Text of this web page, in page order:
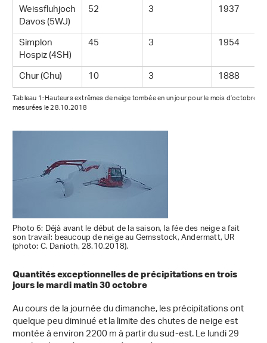
Tableau 1: Hauteurs extrêmes de neige tombée en un jour pour le mois d’octobre,
mesurées le 28.10.2018
Weissfluhjoch
Davos (5WJ)
52 3
1937
Simplon
Hospiz (4SH)
45 3
1954
Chur (Chu)
10 3 1888
Photo 6: Déjà avant le début de la saison, la fée des neige a fait
son travail: beaucoup de neige au Gemsstock, Andermatt, UR
(photo: C. Danioth, 28.10.2018).
Quantités exceptionnelles de précipitations en trois
jours le mardi matin 30 octobre
Au cours de la journée du dimanche, les précipitations ont
quelque peu diminué et la limite des chutes de neige est
montée à environ 2200 m à partir du sud-est. Le lundi 29